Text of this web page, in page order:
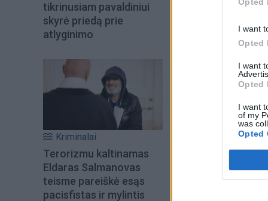
I want
Opted
I want
Opted
I want
of my
was
Opted
tikrinusiam pavaldiniui
skyrė priedą prie
atlyginimo
Kriminalai
Terorizmu kaltinamas
Eldaras Salmanovas
teisme pareiškė esąs
pacisfistas ir mylintis
tačiau jo žinutė
garso įrašus)